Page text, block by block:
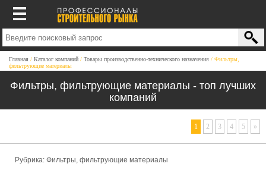
Главная Каталог компаний Товары производственно-технического назначения
Фильтры,
фильтрующие материалы
Фильтры, фильтрующие материалы - топ лучших
компаний
1 2 3 4 5 »
Рубрика: Фильтры, фильтрующие материалы